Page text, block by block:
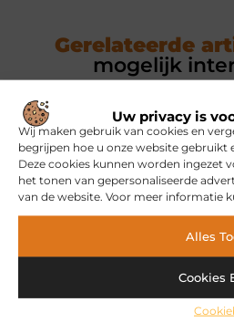
Uw privacy is
Wij maken gebruik van cookies en
begrijpen hoe u onze website
Deze cookies kunnen worden ingezet
het tonen van gepersonaliseerde
van de website. Voor meer informatie
Alles
Cookies
Gerelateerde
mogelijk
Hoe u een webshop laat bouwen
internationale verkoop